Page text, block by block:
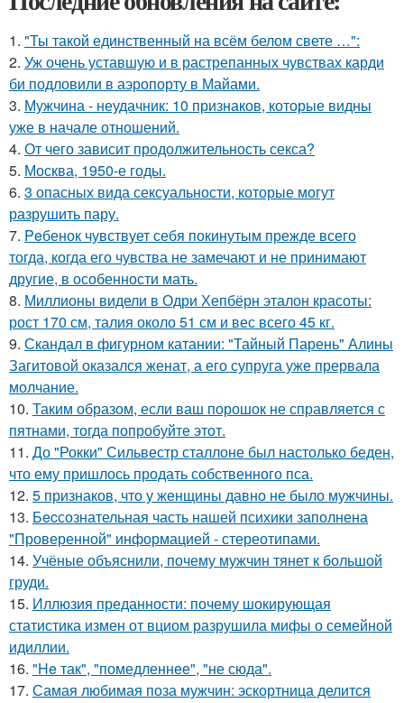
1. "Ты такой единственный на всём белом свете …":
2. Уж очень уставшую и в растрепанных чувствах карди
би подловили в аэропорту в Майами.
3. Мужчина - неудачник: 10 признаков, которые видны
уже в начале отношений.
4. От чего зависит продолжительность секса?
5. Москва, 1950-е годы.
6. 3 опасных вида сексуальности, которые могут
разрушить пару.
7. Peбенок чувствует себя покинутым прежде всего
тогда, когда его чувства не замечают и не принимают
другие, в особенности мать.
8. Миллионы видели в Одри Хепбёрн эталон красоты:
рост 170 см, талия около 51 см и вес всего 45 кг.
9. Скандал в фигурном катании: "Тайный Парень" Алины
Загитовой оказался женат, а его супруга уже прервала
молчание.
10. Таким образом, если ваш порошок не справляется с
пятнами, тогда попробуйте этот.
11. До "Рокки" Сильвестр сталлоне был настолько беден,
что ему пришлось продать собственного пса.
12. 5 признаков, что у женщины давно не было мужчины.
13. Бecсознательная часть нашей психики заполнена
"Проверенной" информацией - стереотипами.
14. Учёные объяснили, почему мужчин тянет к большой
груди.
15. Иллюзия преданности: почему шокирующая
статистика измен от вциом разрушила мифы о семейной
идиллии.
16. "He так", "помедленнее", "не сюда".
17. Самая любимая поза мужчин: эскортница делится